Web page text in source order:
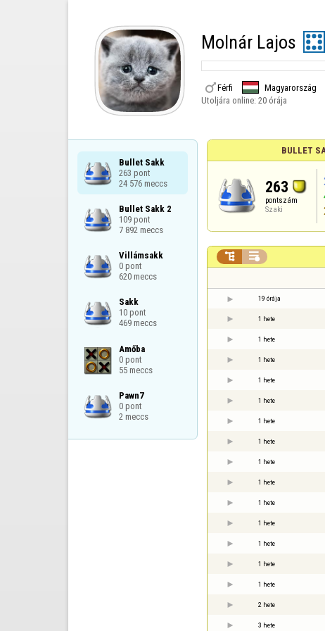
Molnár Lajos
Férfi Magyarország
Utoljára online: 20 órája
Bullet Sakk
263 pont
24 576 meccs
Bullet Sakk 2
109 pont
7 892 meccs
Villámsakk
0 pont
620 meccs
Sakk
10 pont
469 meccs
Amőba
0 pont
55 meccs
Pawn7
0 pont
2 meccs
BULLET
263
pontszám
Szaki
 
19 órája
1 hete
1 hete
1 hete
1 hete
1 hete
1 hete
1 hete
1 hete
1 hete
1 hete
1 hete
1 hete
1 hete
1 hete
2 hete
3 hete